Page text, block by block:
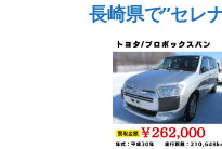
長崎県で”セレ